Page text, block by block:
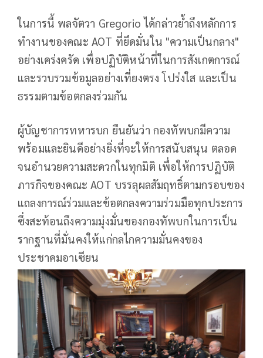
ในการนี้ พลจัตวา Gregorio ได้กล่าวย้ำถึงหลักการ
ทำงานของคณะ AOT ที่ยึดมั่นใน "ความเป็นกลาง"
อย่างเคร่งครัด เพื่อปฏิบัติหน้าที่ในการสังเกตการณ์
และรวบรวมข้อมูลอย่างเที่ยงตรง โปร่งใส และเป็น
ธรรมตามข้อตกลงร่วมกัน
ผู้บัญชาการทหารบก ยืนยันว่า กองทัพบกมีความ
พร้อมและยินดีอย่างยิ่งที่จะให้การสนับสนุน ตลอด
จนอำนวยความสะดวกในทุกมิติ เพื่อให้การปฏิบัติ
ภารกิจของคณะ AOT บรรลุผลสัมฤทธิ์ตามกรอบของ
แถลงการณ์ร่วมและข้อตกลงความร่วมมือทุกประการ
ซึ่งสะท้อนถึงความมุ่งมั่นของกองทัพบกในการเป็น
รากฐานที่มั่นคงให้แก่กลไกความมั่นคงของ
ประชาคมอาเซียน